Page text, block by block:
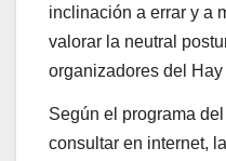
inclinación a errar y a
valorar la neutral
organizadores del
Según el programa
consultar en internet,